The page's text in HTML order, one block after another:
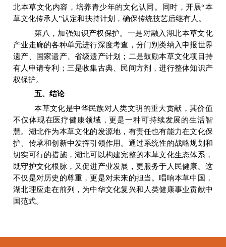
北本草文化内容，培养青少年的文化认同。同时，开展“本
草文化传承人”认定和扶持计划，确保传统技艺后继有人。
第八，加强知识产权保护。一是对融入湖北本草文化
产业走廊的各种单元进行深度考查，分门别类纳入申报世界
遗产、国家遗产、省级遗产计划；二是鼓励本草文化项目持
有人申请专利；三是收集古典、民间方剂，进行整体知识产
权保护。
五、结论
本草文化是中华民族对人类文明的重大贡献，其价值
不仅体现在医疗健康领域，更是一种可持续发展的生活智
慧。湖北作为本草文化的发源地，有责任也有能力在文化保
护、传承和创新中发挥引领作用。通过系统性的战略规划和
切实可行的措施，湖北可以构建完整的本草文化生态体系，
既守护文化根脉，又促进产业发展，更服务于人民健康。这
不仅是对历史的尊重，更是对未来的担当。唱响本草中国，
湖北理应走在前列，为中华文化复兴和人类健康事业贡献中
国范式。